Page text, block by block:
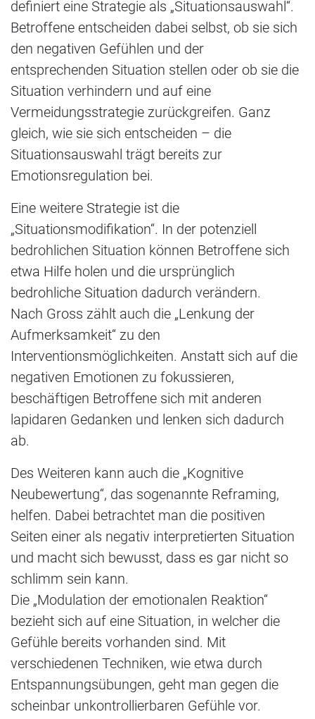
definiert eine Strategie als „Situationsauswahl“.
Betroffene entscheiden dabei selbst, ob sie sich
den negativen Gefühlen und der
entsprechenden Situation stellen oder ob sie die
Situation verhindern und auf eine
Vermeidungsstrategie zurückgreifen. Ganz
gleich, wie sie sich entscheiden – die
Situationsauswahl trägt bereits zur
Emotionsregulation bei.
Eine weitere Strategie ist die
„Situationsmodifikation“. In der potenziell
bedrohlichen Situation können Betroffene sich
etwa Hilfe holen und die ursprünglich
bedrohliche Situation dadurch verändern.
Nach Gross zählt auch die „Lenkung der
Aufmerksamkeit“ zu den
Interventionsmöglichkeiten. Anstatt sich auf die
negativen Emotionen zu fokussieren,
beschäftigen Betroffene sich mit anderen
lapidaren Gedanken und lenken sich dadurch
ab.
Des Weiteren kann auch die „Kognitive
Neubewertung“, das sogenannte Reframing,
helfen. Dabei betrachtet man die positiven
Seiten einer als negativ interpretierten Situation
und macht sich bewusst, dass es gar nicht so
schlimm sein kann.
Die „Modulation der emotionalen Reaktion“
bezieht sich auf eine Situation, in welcher die
Gefühle bereits vorhanden sind. Mit
verschiedenen Techniken, wie etwa durch
Entspannungsübungen, geht man gegen die
scheinbar unkontrollierbaren Gefühle vor.